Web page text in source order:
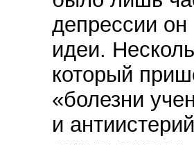
депрессии
идеи.
который
«болезни
и